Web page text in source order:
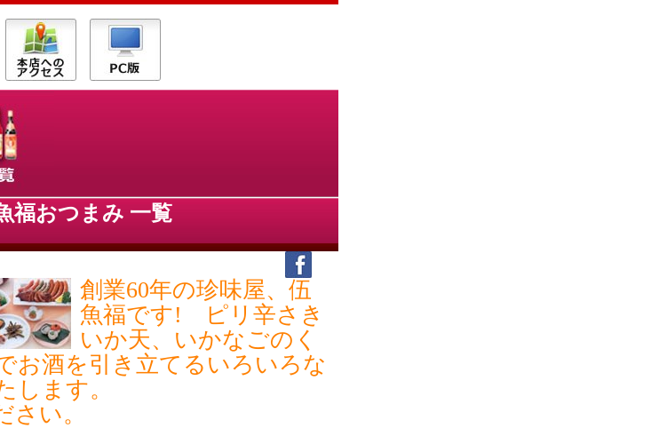
福おつまみ 一覧
創業60年の珍味屋、伍
魚福です! ピリ辛さき
いか天、いかなごのく
お酒を引き立てるいろいろな
します。
い。